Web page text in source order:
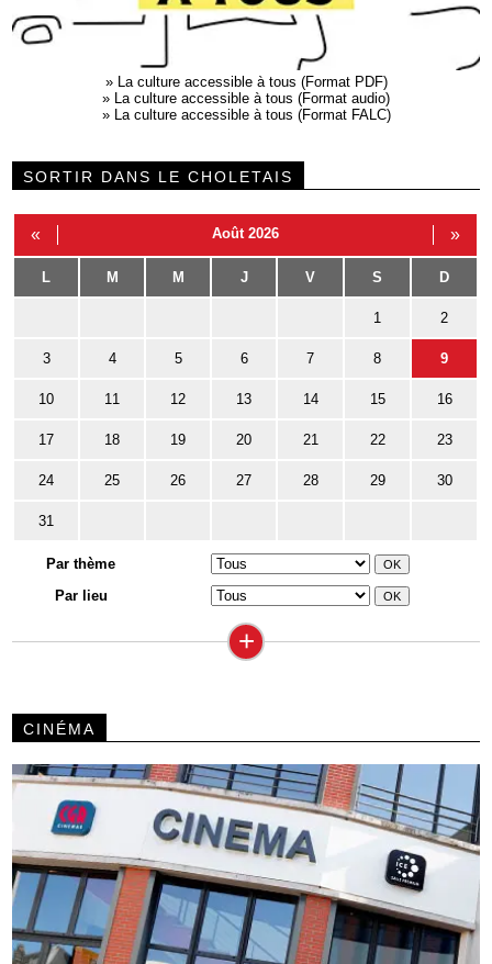
» La culture accessible à tous (Format PDF)
» La culture accessible à tous (Format audio)
» La culture accessible à tous (Format FALC)
SORTIR DANS LE CHOLETAIS
« Août 2026 »
L M M J V S D
1 2
3 4 5 6 7 8 9
10 11 12 13 14 15 16
17 18 19 20 21 22 23
24 25 26 27 28 29 30
31
Par thème
Par lieu
+
CINÉMA